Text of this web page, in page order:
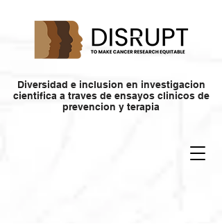
Diversidad e inclusion en investigacion
cientifica a traves de ensayos clinicos de
prevencion y terapia